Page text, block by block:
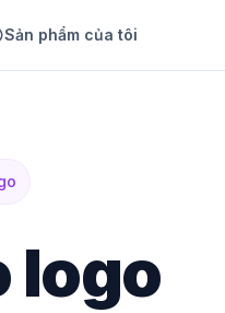
Sản phẩm của tôi
logo